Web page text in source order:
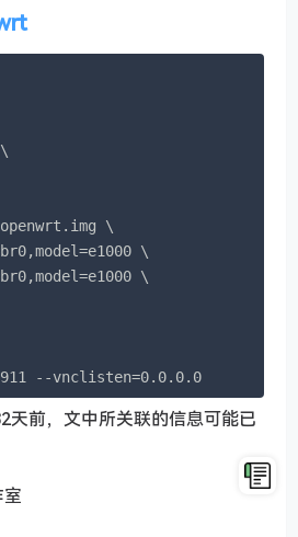
\
\
\
--vnclisten=0.0.0.0
天前，文中所关联的信息可能已